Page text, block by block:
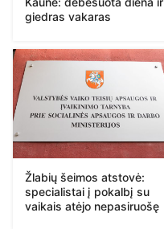
giedras vakaras
Žlabių šeimos atstovė:
specialistai į pokalbį su
vaikais atėjo nepasiruošę